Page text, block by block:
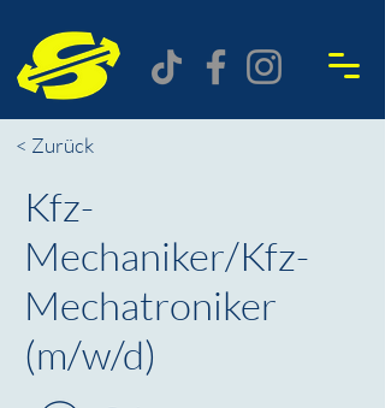
< Zurück
Kfz-
Mechaniker/Kfz-
Mechatroniker
(m/w/d)